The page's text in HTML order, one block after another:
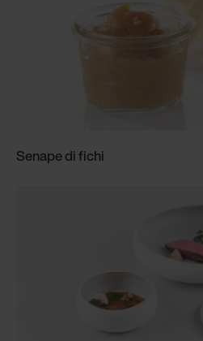
Senape di fichi